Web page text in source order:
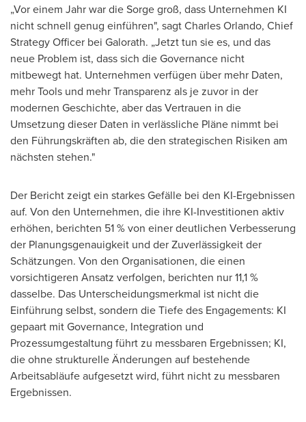
„Vor einem Jahr war die Sorge groß, dass Unternehmen KI
nicht schnell genug einführen", sagt Charles Orlando, Chief
Strategy Officer bei Galorath. „Jetzt tun sie es, und das
neue Problem ist, dass sich die Governance nicht
mitbewegt hat. Unternehmen verfügen über mehr Daten,
mehr Tools und mehr Transparenz als je zuvor in der
modernen Geschichte, aber das Vertrauen in die
Umsetzung dieser Daten in verlässliche Pläne nimmt bei
den Führungskräften ab, die den strategischen Risiken am
nächsten stehen."
Der Bericht zeigt ein starkes Gefälle bei den KI-Ergebnissen
auf. Von den Unternehmen, die ihre KI-Investitionen aktiv
erhöhen, berichten 51 % von einer deutlichen Verbesserung
der Planungsgenauigkeit und der Zuverlässigkeit der
Schätzungen. Von den Organisationen, die einen
vorsichtigeren Ansatz verfolgen, berichten nur 11,1 %
dasselbe. Das Unterscheidungsmerkmal ist nicht die
Einführung selbst, sondern die Tiefe des Engagements: KI
gepaart mit Governance, Integration und
Prozessumgestaltung führt zu messbaren Ergebnissen; KI,
die ohne strukturelle Änderungen auf bestehende
Arbeitsabläufe aufgesetzt wird, führt nicht zu messbaren
Ergebnissen.